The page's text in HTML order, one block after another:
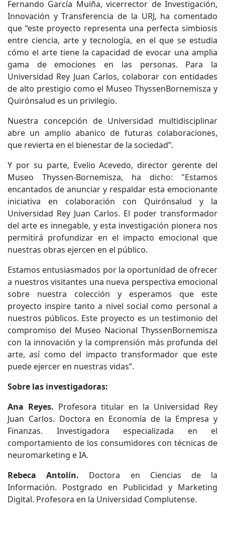
Fernando García Muiña, vicerrector de Investigación,
Innovación y Transferencia de la URJ, ha comentado
que “este proyecto representa una perfecta simbiosis
entre ciencia, arte y tecnología, en el que se estudia
cómo el arte tiene la capacidad de evocar una amplia
gama de emociones en las personas. Para la
Universidad Rey Juan Carlos, colaborar con entidades
de alto prestigio como el Museo ThyssenBornemisza y
Quirónsalud es un privilegio.
Nuestra concepción de Universidad multidisciplinar
abre un amplio abanico de futuras colaboraciones,
que revierta en el bienestar de la sociedad”.
Y por su parte, Evelio Acevedo, director gerente del
Museo Thyssen-Bornemisza, ha dicho: "Estamos
encantados de anunciar y respaldar esta emocionante
iniciativa en colaboración con Quirónsalud y la
Universidad Rey Juan Carlos. El poder transformador
del arte es innegable, y esta investigación pionera nos
permitirá profundizar en el impacto emocional que
nuestras obras ejercen en el público.
Estamos entusiasmados por la oportunidad de ofrecer
a nuestros visitantes una nueva perspectiva emocional
sobre nuestra colección y esperamos que este
proyecto inspire tanto a nivel social como personal a
nuestros públicos. Este proyecto es un testimonio del
compromiso del Museo Nacional ThyssenBornemisza
con la innovación y la comprensión más profunda del
arte, así como del impacto transformador que este
puede ejercer en nuestras vidas”.
Sobre las investigadoras:
Ana Reyes. Profesora titular en la Universidad Rey
Juan Carlos. Doctora en Economía de la Empresa y
Finanzas. Investigadora especializada en el
comportamiento de los consumidores con técnicas de
neuromarketing e IA.
Rebeca Antolín. Doctora en Ciencias de la
Información. Postgrado en Publicidad y Marketing
Digital. Profesora en la Universidad Complutense.